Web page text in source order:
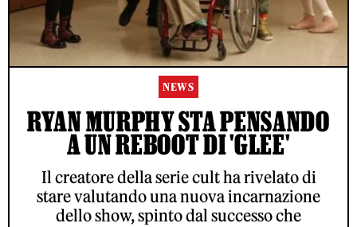
NEWS
RYAN MURPHY STA PENSANDO
A UN REBOOT DI 'GLEE'
Il creatore della serie cult ha rivelato di
stare valutando una nuova incarnazione
dello show, spinto dal successo che